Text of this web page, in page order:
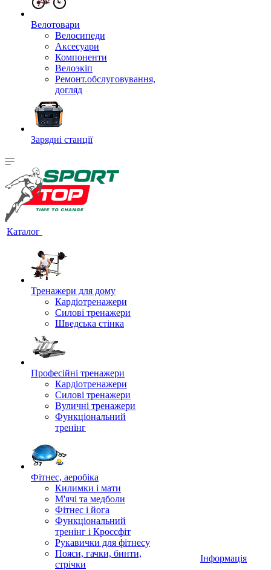
Велотовари
Велосипеди
Аксесуари
Компоненти
Велоэкіп
Ремонт.обслуговування,
догляд
Зарядні станції
Каталог
Тренажери для дому
Кардіотренажери
Силові тренажери
Шведська стінка
Професійні тренажери
Кардіотренажери
Силові тренажери
Вуличні тренажери
Функціональний
тренінг
Фітнес, аеробіка
Килимки і мати
М'ячі та медболи
Фітнес і йога
Функціональний
тренінг і Кроссфіт
Рукавички для фітнесу
Пояси, гачки, бинти,
стрічки
Інформація